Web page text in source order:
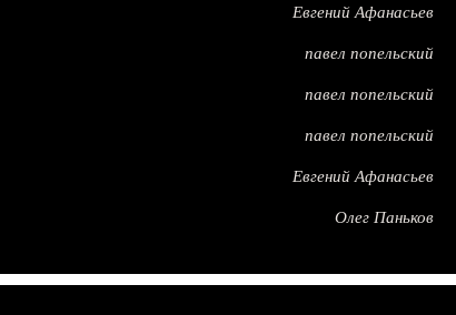
Евгений Афанасьев
павел попельский
павел попельский
павел попельский
Евгений Афанасьев
Олег Паньков